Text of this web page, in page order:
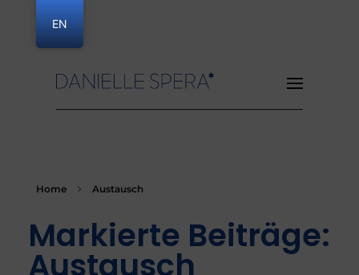
Home Austausch
Markierte Beiträge:
Austausch
EN